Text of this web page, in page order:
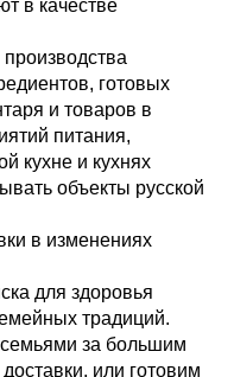
в качестве
готовых
и товаров в
питания,
кухне и кухнях
объекты русской
в изменениях
для здоровья
традиций.
за большим
или готовим